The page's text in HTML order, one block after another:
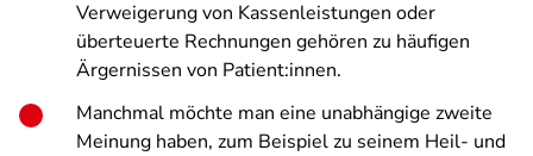
Verweigerung von Kassenleistungen oder
überteuerte Rechnungen gehören zu häufigen
Ärgernissen von Patient:innen.
Manchmal möchte man eine unabhängige zweite
Meinung haben, zum Beispiel zu seinem Heil- und